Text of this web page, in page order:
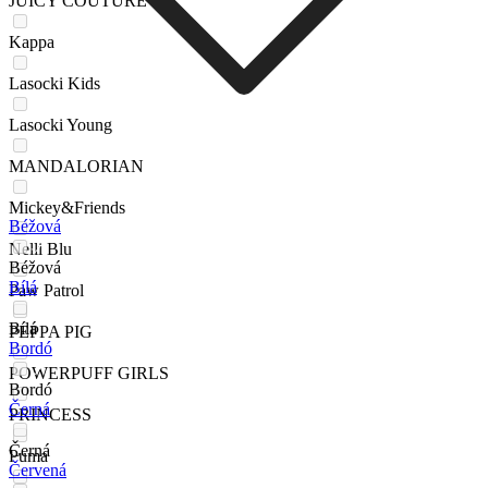
Kappa
Lasocki Kids
Lasocki Young
MANDALORIAN
Mickey&Friends
Nelli Blu
Paw Patrol
PEPPA PIG
POWERPUFF GIRLS
PRINCESS
Puma
Béžová
Béžová
Bílá
Bílá
Bordó
Bordó
Černá
Černá
Červená